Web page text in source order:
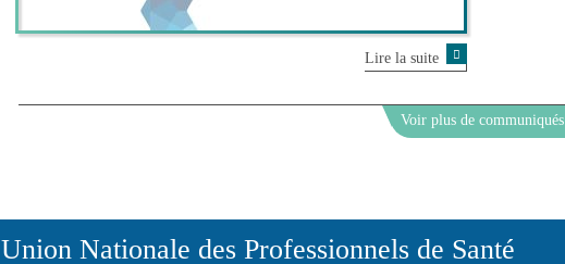
Lire la suite
Voir plus de communiqués
Union Nationale des Professionnels de Santé